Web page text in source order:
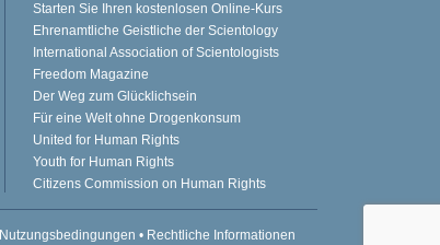
Starten Sie Ihren kostenlosen Online-Kurs
Ehrenamtliche Geistliche der Scientology
International Association of Scientologists
Freedom Magazine
Der Weg zum Glücklichsein
Für eine Welt ohne Drogenkonsum
United for Human Rights
Youth for Human Rights
Citizens Commission on Human Rights
Nutzungsbedingungen • Rechtliche Informationen